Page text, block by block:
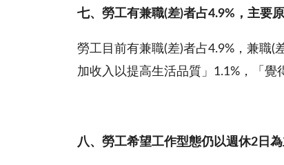
七、勞工有兼職(差)者占4.9% ，主要
勞工目前有兼職(差)者占4.9%，兼職(
加收入以提高生活品質」1.1%，「覺
八、勞工希望工作型態仍以週休2 日